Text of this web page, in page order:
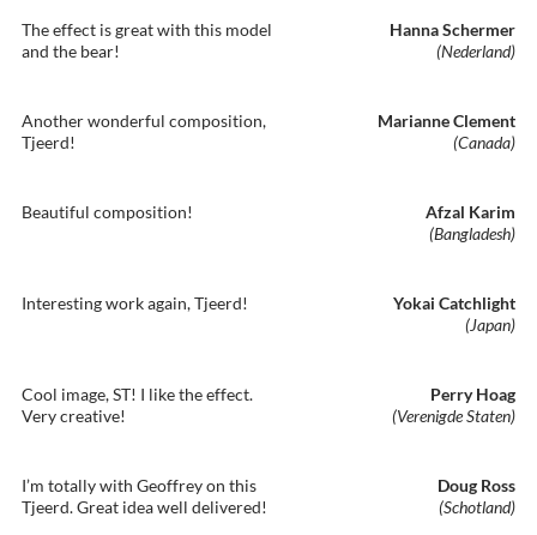
The effect is great with this model
and the bear!
Hanna Schermer
(Nederland)
Another wonderful composition,
Tjeerd!
Marianne Clement
(Canada)
Beautiful composition!
Afzal Karim
(Bangladesh)
Interesting work again, Tjeerd!
Yokai Catchlight
(Japan)
Cool image, ST! I like the effect.
Very creative!
Perry Hoag
(Verenigde Staten)
I’m totally with Geoffrey on this
Tjeerd. Great idea well delivered!
Doug Ross
(Schotland)